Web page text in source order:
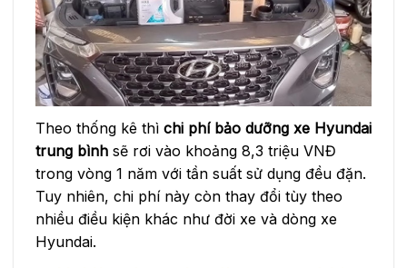
Theo thống kê thì chi phí bảo dưỡng xe Hyundai
trung bình sẽ rơi vào khoảng 8,3 triệu VNĐ
trong vòng 1 năm với tần suất sử dụng đều đặn.
Tuy nhiên, chi phí này còn thay đổi tùy theo
nhiều điều kiện khác như đời xe và dòng xe
Hyundai.